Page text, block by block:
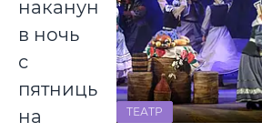
накануне,
в ночь
с
пятницы
на
ТЕАТР